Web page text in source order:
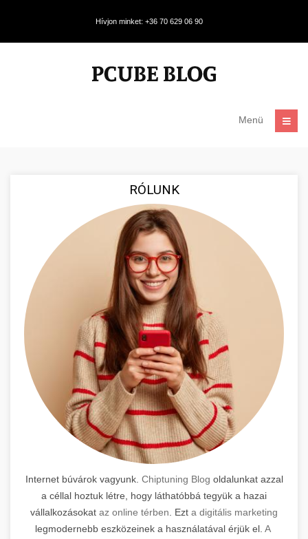
Hívjon minket: +36 70 629 06 90
Menü
RÓLUNK
Internet búvárok vagyunk. Chiptuning Blog oldalunkat azzal
a céllal hoztuk létre, hogy láthatóbbá tegyük a hazai
vállalkozásokat az online térben . Ezt a digitális marketing
legmodernebb eszközeinek a használatával érjük el. A